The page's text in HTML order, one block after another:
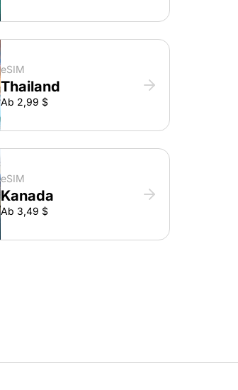
eSIM
Thailand
Ab 2,99 $
eSIM
Kanada
Ab 3,49 $